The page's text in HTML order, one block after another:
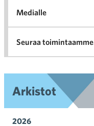
Medialle
Seuraa toimintaamme
Arkistot
2026